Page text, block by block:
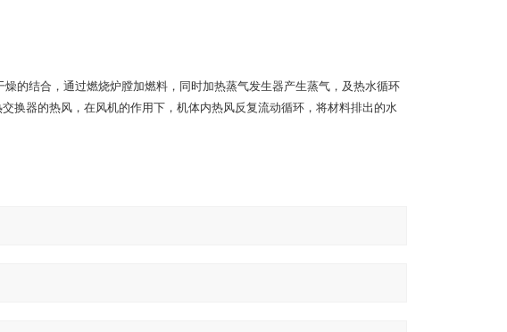
的结合，通过燃烧炉膛加燃料，同时加热蒸气发生器产生蒸气，及热水循环
换器的热风，在风机的作用下，机体内热风反复流动循环，将材料排出的水